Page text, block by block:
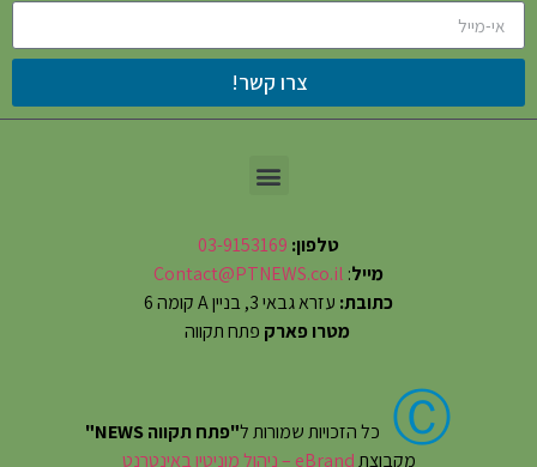
צרו קשר!
טלפון: 03-9153169
מייל:
Contact@PTNEWS.co.il
כתובת: עזרא גבאי 3, בניין A קומה 6
מטרו פארק פתח תקווה
Ⓒ כל הזכויות שמורות ל"פתח תקווה NEWS"
מקבוצתeBrand – ניהול מוניטין באינטרנט